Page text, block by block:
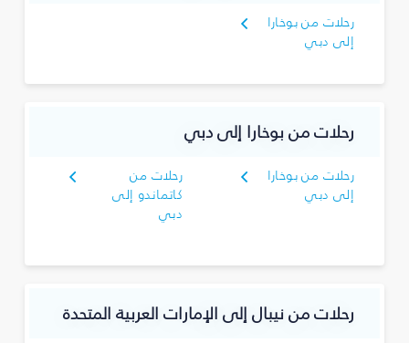
رحلات من بوخارا
إلى دبي
رحلات من بوخارا إلى دبي
رحلات من بوخارا
إلى دبي
رحلات من
كاتماندو إلى
دبي
رحلات من نيبال إلى الإمارات العربية المتحدة